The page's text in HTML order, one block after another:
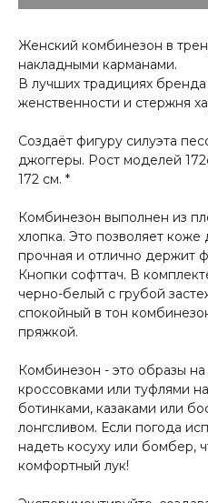
Женский комбинезон в
накладными карманами.
В лучших традициях бренда
женственности и стержня
Создаёт фигуру силуэта
джоггеры. Рост моделей
172 см. *
Комбинезон выполнен из
хлопка. Это позволяет
прочная и отлично держит
Кнопки софттач. В
черно-белый с грубой
спокойный в тон
пряжкой.
Комбинезон - это образы
кроссовками или туфлями
ботинками, казаками или
лонгсливом. Если погода
надеть косуху или бомбер,
комфортный лук!